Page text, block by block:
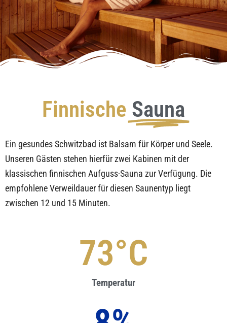
Finnische Sauna
Ein gesundes Schwitzbad ist Balsam für Körper und Seele.
Unseren Gästen stehen hierfür zwei Kabinen mit der
klassischen finnischen Aufguss-Sauna zur Verfügung. Die
empfohlene Verweildauer für diesen Saunentyp liegt
zwischen 12 und 15 Minuten.
Temperatur
90°C